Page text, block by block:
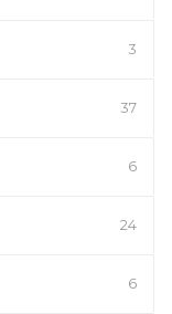
3
37
6
24
6